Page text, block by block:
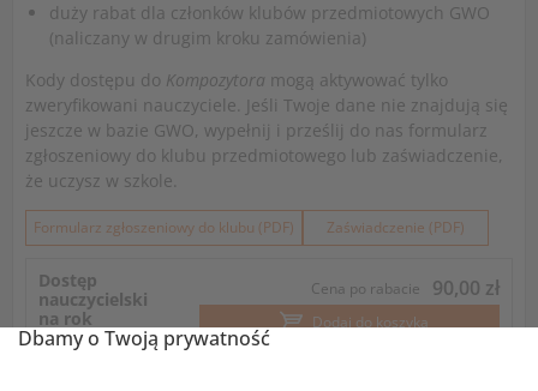
duży rabat dla członków klubów przedmiotowych GWO
(naliczany w drugim kroku zamówienia)
Kody dostępu do Kompozytora mogą aktywować tylko
zweryfikowani nauczyciele. Jeśli Twoje dane nie znajdują się
jeszcze w bazie GWO, wypełnij i prześlij do nas formularz
zgłoszeniowy do klubu przedmiotowego lub zaświadczenie,
że uczysz w szkole.
Formularz zgłoszeniowy do klubu (PDF) Zaświadczenie (PDF)
Dostęp
nauczycielski
na rok
Cena po rabacie 90,00 zł
Dodaj do koszyka
Dbamy o Twoją prywatność